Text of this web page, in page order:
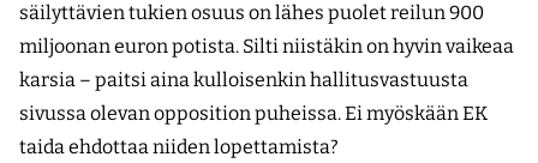
säilyttävien tukien osuus on lähes puolet reilun 900
miljoonan euron potista. Silti niistäkin on hyvin vaikeaa
karsia – paitsi aina kulloisenkin hallitusvastuusta
sivussa olevan opposition puheissa. Ei myöskään EK
taida ehdottaa niiden lopettamista?